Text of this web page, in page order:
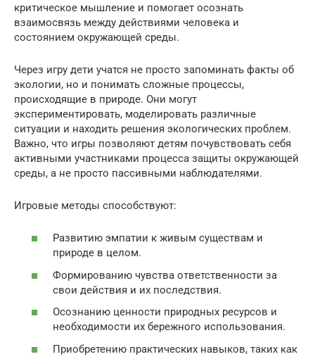
критическое мышление и помогает осознать
взаимосвязь между действиями человека и
состоянием окружающей среды.
Через игру дети учатся не просто запоминать факты об
экологии, но и понимать сложные процессы,
происходящие в природе. Они могут
экспериментировать, моделировать различные
ситуации и находить решения экологических проблем.
Важно, что игры позволяют детям почувствовать себя
активными участниками процесса защиты окружающей
среды, а не просто пассивными наблюдателями.
Игровые методы способствуют:
Развитию эмпатии к живым существам и
природе в целом.
Формированию чувства ответственности за
свои действия и их последствия.
Осознанию ценности природных ресурсов и
необходимости их бережного использования.
Приобретению практических навыков, таких как